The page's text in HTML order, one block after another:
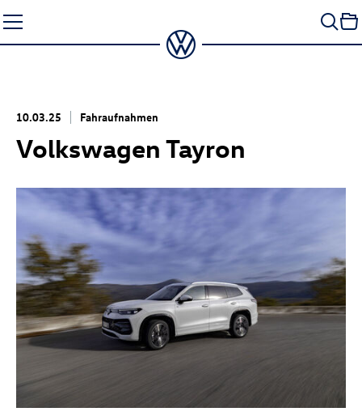
Seiteninhalt
springen
10.03.25 Fahraufnahmen
Volkswagen Tayron